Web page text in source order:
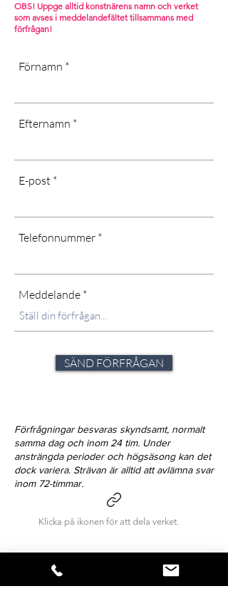
OBS! Uppge alltid konstnärens namn och verket
som avses i meddelandefältet tillsammans med
förfrågan!
Förnamn
Efternamn
E-post
Telefonnummer
Meddelande
SÄND FÖRFRÅGAN
Förfrågningar besvaras skyndsamt, normalt
samma dag och inom 24 tim. Under
ansträngda perioder och högsäsong kan det
dock variera. Strävan är alltid att avlämna svar
inom 72-timmar.
Klicka på ikonen för att dela verket.